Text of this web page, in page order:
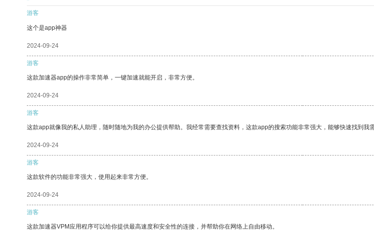
游客
这个是app神器
2024-09-24
游客
这款加速器app的操作非常简单，一键加速就能开启，非常方便。
2024-09-24
游客
这款app就像我的私人助理，随时随地为我的办公提供帮助。我经常需要查找资料，这款app的搜索功能非常强大，能够快速找到我需
2024-09-24
游客
这款软件的功能非常强大，使用起来非常方便。
2024-09-24
游客
这款加速器VPM应用程序可以给你提供最高速度和安全性的连接，并帮助你在网络上自由移动。